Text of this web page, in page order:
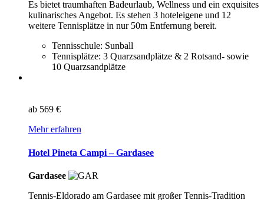
Es bietet traumhaften Badeurlaub, Wellness und ein exquisites
kulinarisches Angebot. Es stehen 3 hoteleigene und 12
weitere Tennisplätze in nur 50m Entfernung bereit.
Tennisschule: Sunball
Tennisplätze: 3 Quarzsandplätze & 2 Rotsand- sowie
10 Quarzsandplätze
ab 569 €
Mehr erfahren
Hotel Pineta Campi – Gardasee
Gardasee
Tennis-Eldorado am Gardasee mit großer Tennis-Tradition